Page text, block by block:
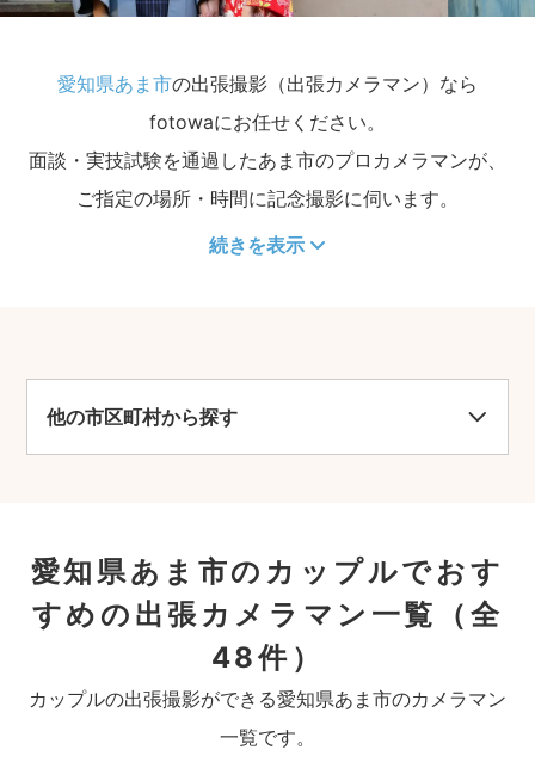
愛知県あま市の出張撮影（出張カメラマン）なら
fotowaにお任せください。
面談・実技試験を通過したあま市のプロカメラマンが、
ご指定の場所・時間に記念撮影に伺います。
続きを表示
他の市区町村から探す
愛知県あま市のカップルでおす
すめの出張カメラマン一覧
（全
48件）
カップルの出張撮影ができる愛知県あま市のカメラマン
一覧です。